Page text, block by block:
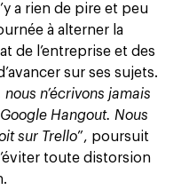
a rien de pire et peu
à alterner la
de l’entreprise et des
sur ses sujets.
n’écrivons jamais
Hangout. Nous
sur Trello”, poursuit
toute distorsion